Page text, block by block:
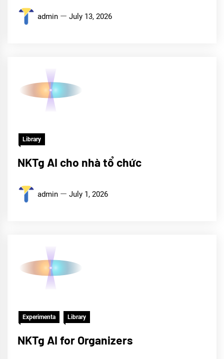
admin July 13, 2026
Library
NKTg AI cho nhà tổ chức
admin July 1, 2026
Experimenta Library
NKTg AI for Organizers